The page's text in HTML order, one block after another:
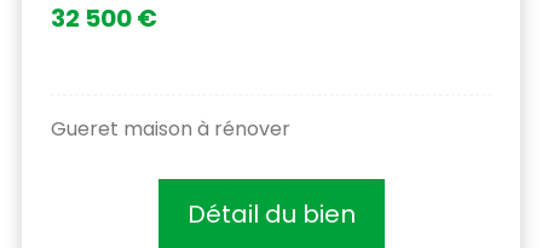
32 500 €
Gueret maison à rénover
Détail du bien